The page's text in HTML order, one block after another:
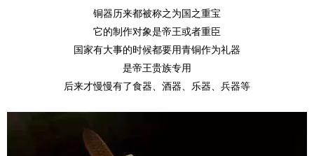
铜器历来都被称之为国之重宝
它的制作对象是帝王或者重臣
国家有大事的时候都要用青铜作为礼器
是帝王贵族专用
后来才慢慢有了食器、酒器、乐器、兵器等